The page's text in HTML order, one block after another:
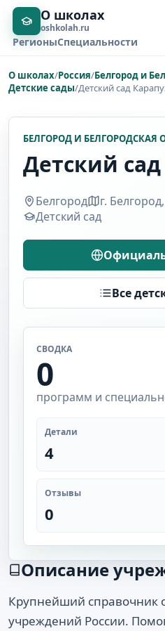
О школах
oshkolah.ru
РегионыСпециальности
О школах/Россия/Белгород и
Детские сады/Детский сад
БЕЛГОРОД И БЕЛГОРОДСКАЯ
Детский
Белгород
г.
Детский сад
Все
СВОДКА
0
программ и
Детали
4
Отзывы
0
Описание
Крупнейший справочник
учреждений России.